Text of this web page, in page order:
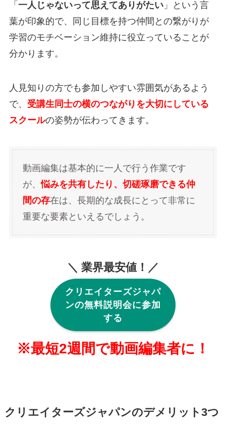
「 一人じゃないって思えてありがたい」という言
葉が印象的で、同じ目標を持つ仲間との繋がりが
学習のモチベーション維持に役立っていることが
分かります。
人見知りの方でも参加しやすい雰囲気があるよう
で、 受講生同士の横のつながりを大切にしている
スクールの姿勢が伝わってきます。
動画編集は基本的に一人で行う作業です
が、悩みを共有したり、切磋琢磨できる仲
間の存在は、長期的な成長にとって非常に
重要な要素といえるでしょう。
＼ 業界最安値！／
クリエイターズジャパ
ンの無料説明会に参加
する
※最短2週間で動画編集者に！
クリエイターズジャパンのデメリット3つ